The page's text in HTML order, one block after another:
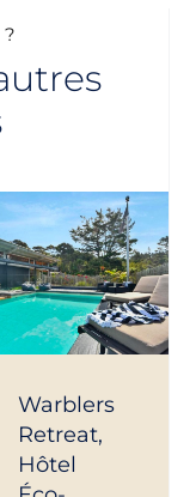
?
Warblers
Retreat,
Hôtel